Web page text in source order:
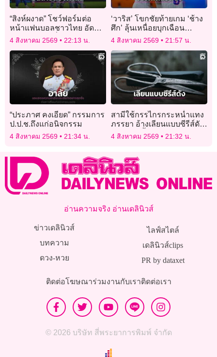
“สิงห์ผงาด” โชว์ฟอร์มต่อ
หน้าแฟนบอลชาวไทย อัด
“บีจี ปทุม” คาถิ่น
4 สิงหาคม 2569 22:13 น.
‘วาริส’ โขกชัยท้ายเกม ‘ช้าง
ศึก’ ลุ้นเหนื่อยบุกเฉือน
‘ฟิลิปปินส์’ คว้าชัย 3 เกมรวด
4 สิงหาคม 2569 21:57 น.
“ประภาศ คงเอียด” กรรมการ
ป.ป.ช.ถึงแก่อนิจกรรม
4 สิงหาคม 2569 21:34 น.
สามีใช้กรรไกรกระหน่ำแทง
ภรรยา อ้างเลียนแบบซีรีส์ดัง
แต่พลาดทิ้งอาวุธสังหารไว้
4 สิงหาคม 2569 21:32 น.
อ่านความจริง อ่านเดลินิวส์
ข่าวเดลินิวส์
บทความ
ดวง-หวย
ไลฟ์สไตล์
เดลินิวส์clips
PR by dataxet
ติดต่อโฆษณาร่วมงานกับเราติดต่อเรา
© 2026 บริษัท สี่พระยาการพิมพ์ จำกัด